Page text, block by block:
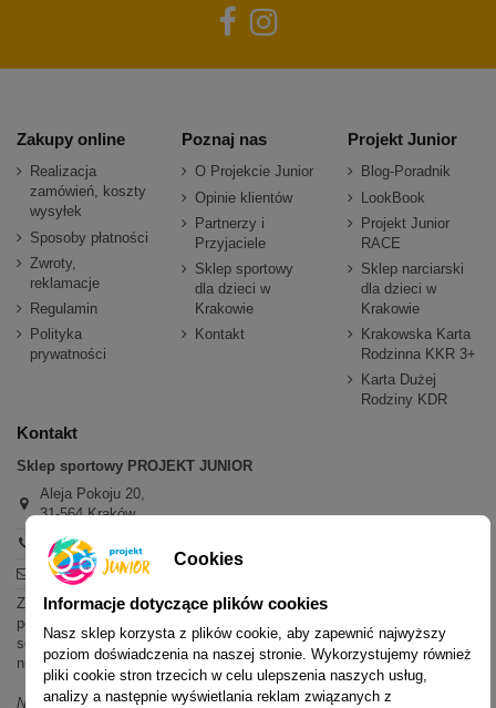
Zakupy online
Realizacja
zamówień, koszty
wysyłek
Sposoby płatności
Zwroty,
reklamacje
Regulamin
Polityka
prywatności
Poznaj nas
O Projekcie Junior
Opinie klientów
Partnerzy i
Przyjaciele
Sklep sportowy
dla dzieci w
Krakowie
Kontakt
Projekt Junior
Blog-Poradnik
LookBook
Projekt Junior
RACE
Sklep narciarski
dla dzieci w
Krakowie
Krakowska Karta
Rodzinna KKR 3+
Karta Dużej
Rodziny KDR
Kontakt
Sklep sportowy PROJEKT JUNIOR
Aleja Pokoju 20,
31-564 Kraków
+48 600 779 897
sklep@projektjunior.pl
Zapraszamy do sklepu stacjonarnego:
poniedziałek - piątek: 11.00-19.00
sobota: 10.00-14.00
niedziela (każda): nieczynne
Nie odpowiadamy na wiadomości SMS. W sprawach dotyczących
Cookies
Informacje dotyczące plików cookies
Nasz sklep korzysta z plików cookie, aby zapewnić najwyższy
poziom doświadczenia na naszej stronie. Wykorzystujemy również
pliki cookie stron trzecich w celu ulepszenia naszych usług,
analizy a następnie wyświetlania reklam związanych z